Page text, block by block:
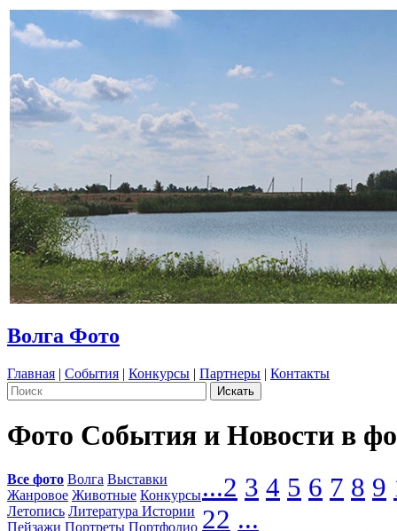
Волга Фото
Главная | События | Конкурсы | Партнеры | Контакты
Фото События и Новости в
Все фото Волга Выставки
Жанровое Животные Конкурсы
Летопись Литература Истории
Пейзажи Портреты Портфолио
...2 3 4 5 6 7 8 9
22 ...